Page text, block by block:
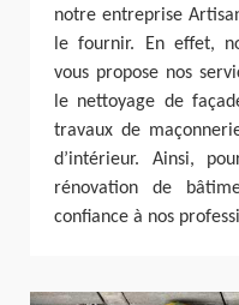
notre entreprise
le fournir. En effet,
vous propose nos
le nettoyage de
travaux de
d’intérieur. Ainsi,
rénovation de
confiance à nos